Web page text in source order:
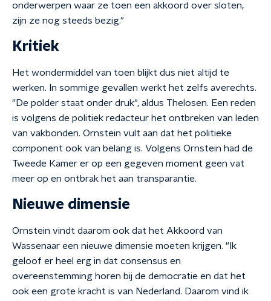
onderwerpen waar ze toen een akkoord over sloten,
zijn ze nog steeds bezig."
Kritiek
Het wondermiddel van toen blijkt dus niet altijd te
werken. In sommige gevallen werkt het zelfs averechts.
"De polder staat onder druk", aldus Thelosen. Een reden
is volgens de politiek redacteur het ontbreken van leden
van vakbonden. Ornstein vult aan dat het politieke
component ook van belang is. Volgens Ornstein had de
Tweede Kamer er op een gegeven moment geen vat
meer op en ontbrak het aan transparantie.
Nieuwe dimensie
Ornstein vindt daarom ook dat het Akkoord van
Wassenaar een nieuwe dimensie moeten krijgen. "Ik
geloof er heel erg in dat consensus en
overeenstemming horen bij de democratie en dat het
ook een grote kracht is van Nederland. Daarom vind ik